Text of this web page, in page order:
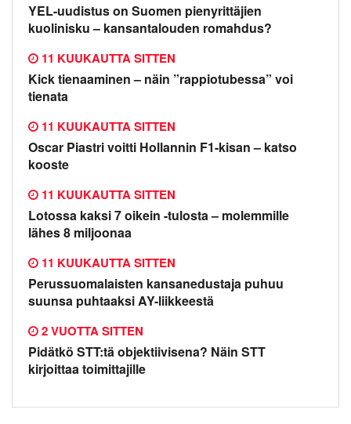
YEL-uudistus on Suomen pienyrittäjien
kuolinisku – kansantalouden romahdus?
Kick tienaaminen – näin ”rappiotubessa” voi
tienata
11 KUUKAUTTA SITTEN
Oscar Piastri voitti Hollannin F1-kisan – katso
kooste
11 KUUKAUTTA SITTEN
Lotossa kaksi 7 oikein -tulosta – molemmille
lähes 8 miljoonaa
11 KUUKAUTTA SITTEN
Perussuomalaisten kansanedustaja puhuu
suunsa puhtaaksi AY-liikkeestä
11 KUUKAUTTA SITTEN
Pidätkö STT:tä objektiivisena? Näin STT
kirjoittaa toimittajille
2 VUOTTA SITTEN